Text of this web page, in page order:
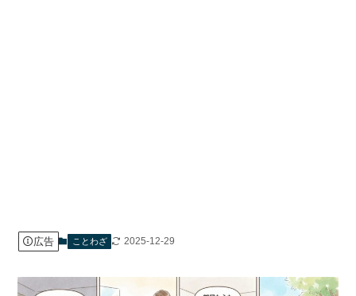
広告 ことわざ 2025-12-29